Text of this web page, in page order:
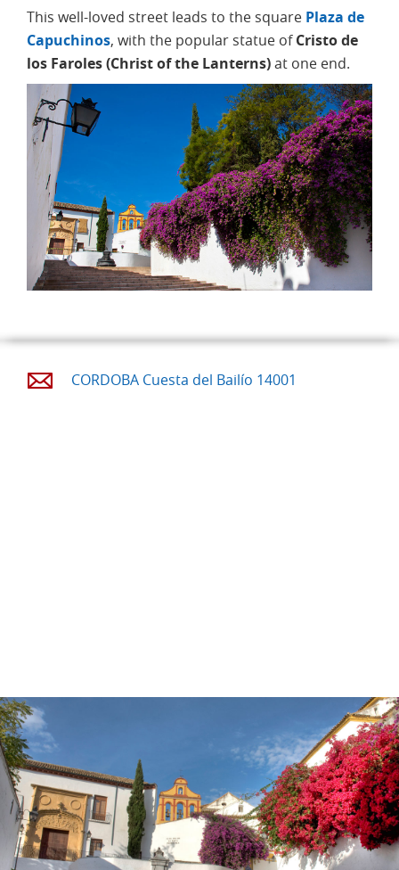
This well-loved street leads to the square Plaza de
Capuchinos, with the popular statue ofCristo de
los Faroles (Christ of the Lanterns)at one end.
CORDOBA Cuesta del Bailío 14001